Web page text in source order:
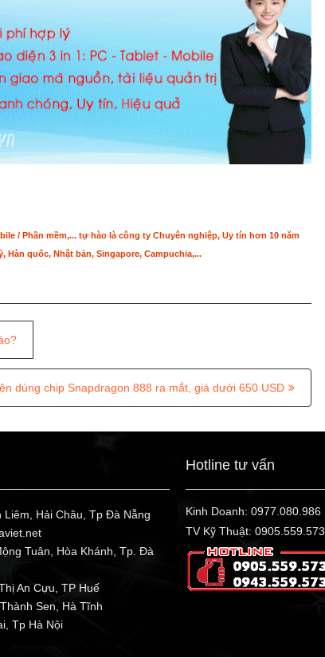
/ Phần mềm,... tự hào là công ty Chuyên nghiệp, Uy tín hơn 10 năm
quốc, Nhật bản, Singapore, Campuchia,...
dùng chip Snapdragon 888 ra mắt, giá dưới 650 USD
Liêm, Hải Châu, Tp Đà Nẵng
Tuân, Hòa Khánh, Tp. Đà
An Cựu, TP Huế
Sen, Hà Tĩnh
Tp Hà Nội
Hotline tư vấn
Kinh Doanh:0977.080.986
TV Kỹ Thuật:0905.559.573